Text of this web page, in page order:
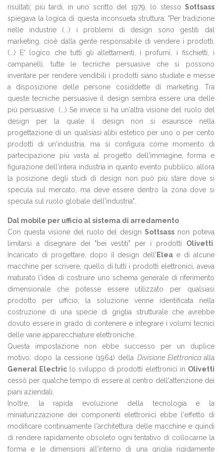
risultati; più tardi, in uno scritto del 1979, lo stesso Sottsass
spiegava la logica di questa inconsueta struttura: "Per tradizione
nelle industrie (...) i problemi di design sono gestiti dal
marketing, cioè dalla gente responsabile di vendere i prodotti.
(...) E' logico che tutti gli allettamenti, i profumi, i fischietti, i
campanelli, tutte le tecniche persuasive che si possono
inventare per rendere vendibili i prodotti siano studiate e messe
a disposizione delle persone cosiddette di marketing. Tra
queste tecniche persuasive il design sembra essere una delle
più persuasive. (...) Se invece si ha un'altra visione del ruolo del
design per la quale il design non si esaurisce nella
progettazione di un qualsiasi alibi estetico per uno o per cento
prodotti di un'industria, ma si configura come momento di
partecipazione più vasta al progetto dell'immagine, forma e
figurazione dell'intera industria in quanto evento pubblico, allora
la posizione degli studi di design non può più stare dove si
specula sul mercato, ma deve essere dentro la zona dove si
specula sul ruolo globale dell'industria".
Dal mobile per ufficio al sistema di arredamento
Con questa visione del ruolo del designSottsass non poteva
limitarsi a disegnare dei "bei vestiti" per i prodotti Olivetti
Incaricato di progettare, dopo il design dell' Elea e di alcune
macchine per scrivere, quello di tutti i prodotti elettronici, aveva
maturato l'idea di costruire uno schema generale di riferimento
dimensionale che potesse essere utilizzato per qualsiasi
prodotto per ufficio; la soluzione venne identificata nella
costruzione di una specie di griglia strutturale che avrebbe
dovuto essere in grado di contenere e integrare i volumi tecnici
delle varie apparecchiature elettroniche.
Questa impostazione non ebbe successo per un duplice
motivo: dopo la cessione (1964) della Divisione Elettronica alla
General Electric
lo sviluppo di prodotti elettronici in Olivetti
cessò per qualche tempo di essere al centro dell'attenzione dei
piani aziendali.
Inoltre, la rapida evoluzione della tecnologia e la
miniaturizzazione dei componenti elettronici ebbe l'effetto di
modificare continuamente l'architettura delle macchine e quindi
di rendere rapidamente obsoleto ogni tentativo di collocarne la
forma e le dimensioni all'interno di una griglia rigidamente